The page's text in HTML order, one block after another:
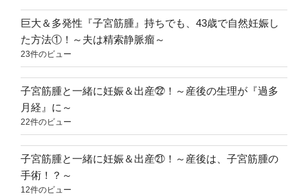
は
実
母
～”
の
巨大＆多発性『子宮筋腫』持ちでも、43歳で自然妊娠し
た方法①！～夫は精索静脈瘤～
23件のビュー
子宮筋腫と一緒に妊娠＆出産㉒！～産後の生理が『過多
月経』に～
22件のビュー
子宮筋腫と一緒に妊娠＆出産㉑！～産後は、子宮筋腫の
手術！？～
12件のビュー